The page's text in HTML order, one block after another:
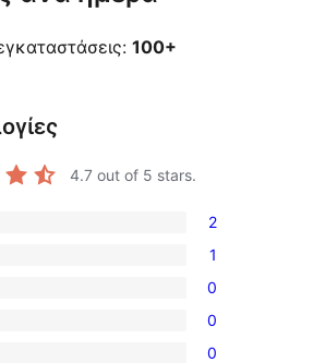
100+
4.7 out of 5 stars.
2
1
0
0
0